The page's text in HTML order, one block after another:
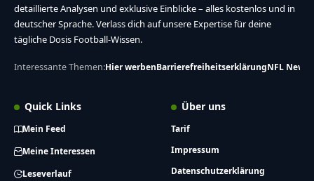
detaillierte Analysen und exklusive Einblicke – alles kostenlos und in
deutscher Sprache. Verlass dich auf unsere Expertise für deine
tägliche Dosis Football-Wissen.
Interessante Themen:Hier werbenBarrierefreiheitserklärungNFL News
Quick Links
Mein Feed
Meine Interessen
Leseverlauf
Über uns
Tarif
Impressum
Datenschutzerklärung